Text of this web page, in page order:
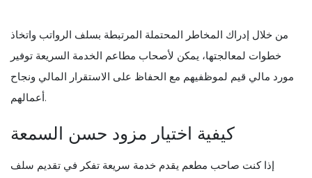
من خلال إدراك المخاطر المحتملة المرتبطة بسلف الرواتب واتخاذ
خطوات لمعالجتها، يمكن لأصحاب مطاعم الخدمة السريعة توفير
مورد مالي قيم لموظفيهم مع الحفاظ على الاستقرار المالي ونجاح
أعمالهم.
كيفية اختيار مزود حسن السمعة
إذا كنت صاحب مطعم يقدم خدمة سريعة تفكر في تقديم سلف